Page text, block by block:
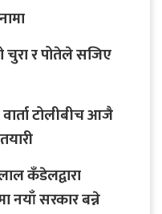
र पोतेले सजिए
वार्ता टोलीबीच आजै
कँडेलद्वारा
नयाँ सरकार बन्ने